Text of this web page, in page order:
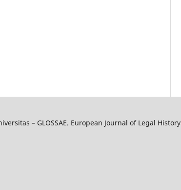
– GLOSSAE. European Journal of Legal History